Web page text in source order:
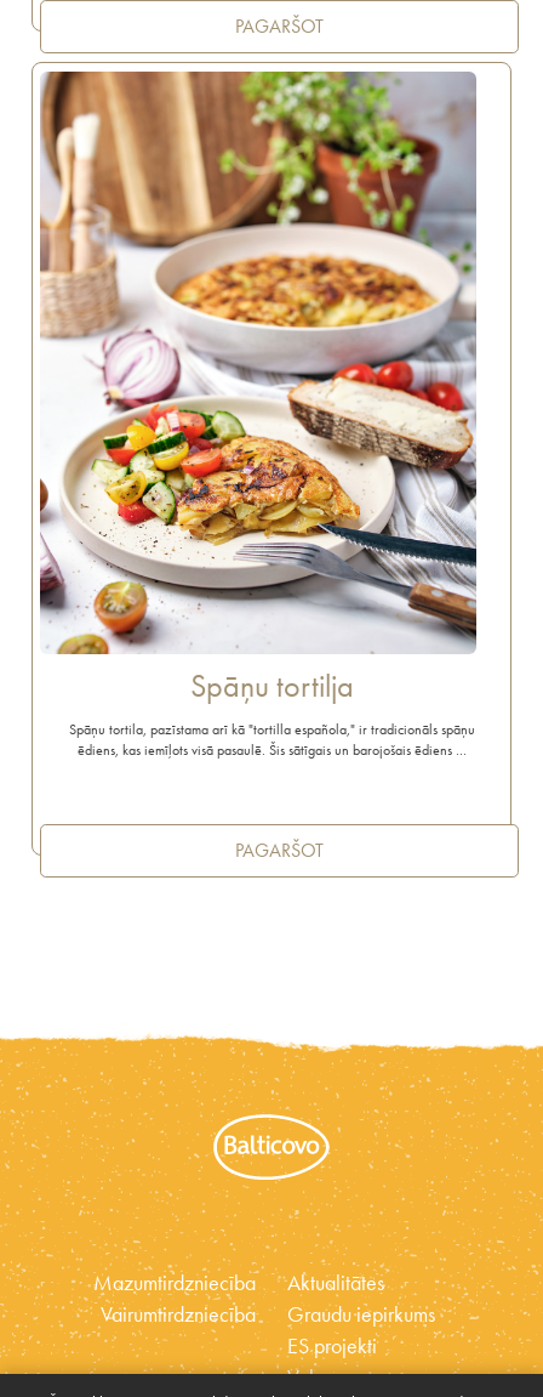
PAGARŠOT
Spāņu tortilja
Spāņu tortila, pazīstama arī kā "tortilla española," ir tradicionāls spāņu
ēdiens, kas iemīļots visā pasaulē. Šis sātīgais un barojošais ēdiens …
PAGARŠOT
Mazumtirdzniecība
Vairumtirdzniecība
Aktualitātes
Graudu iepirkums
ES projekti
Vakances